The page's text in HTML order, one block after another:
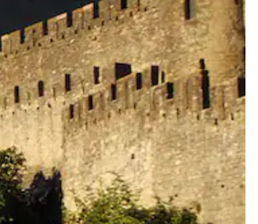
erkunde die Ergebnisse durch Berühren